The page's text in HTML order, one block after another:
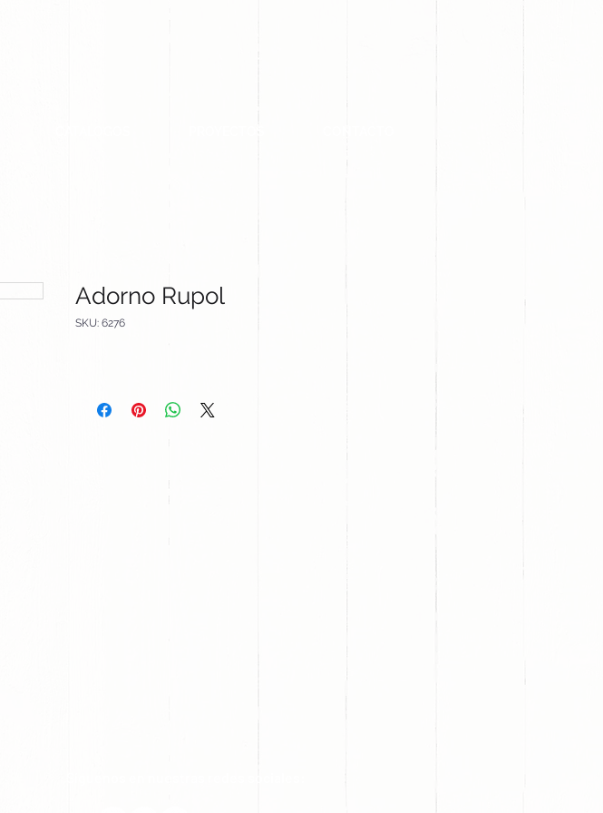
Adorno Rupol
SKU: 6276